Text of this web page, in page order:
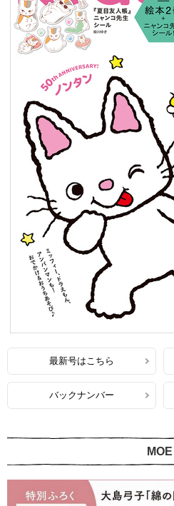
最新号はこちら
バックナンバー
MOE